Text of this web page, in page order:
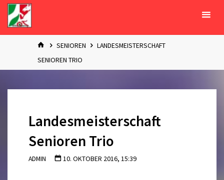
Zum
Inhalt
springen
STARTSENIOREN
LANDESMEISTERSCHAFT
SENIOREN TRIO
Landesmeisterschaft
Senioren Trio
ADMIN 10. OKTOBER 2016, 15:39